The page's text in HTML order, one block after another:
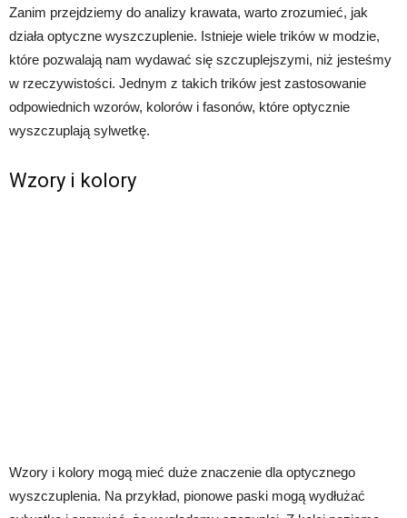
Zanim przejdziemy do analizy krawata, warto zrozumieć, jak
działa optyczne wyszczuplenie. Istnieje wiele trików w modzie,
które pozwalają nam wydawać się szczuplejszymi, niż jesteśmy
w rzeczywistości. Jednym z takich trików jest zastosowanie
odpowiednich wzorów, kolorów i fasonów, które optycznie
wyszczuplają sylwetkę.
Wzory i kolory
Wzory i kolory mogą mieć duże znaczenie dla optycznego
wyszczuplenia. Na przykład, pionowe paski mogą wydłużać